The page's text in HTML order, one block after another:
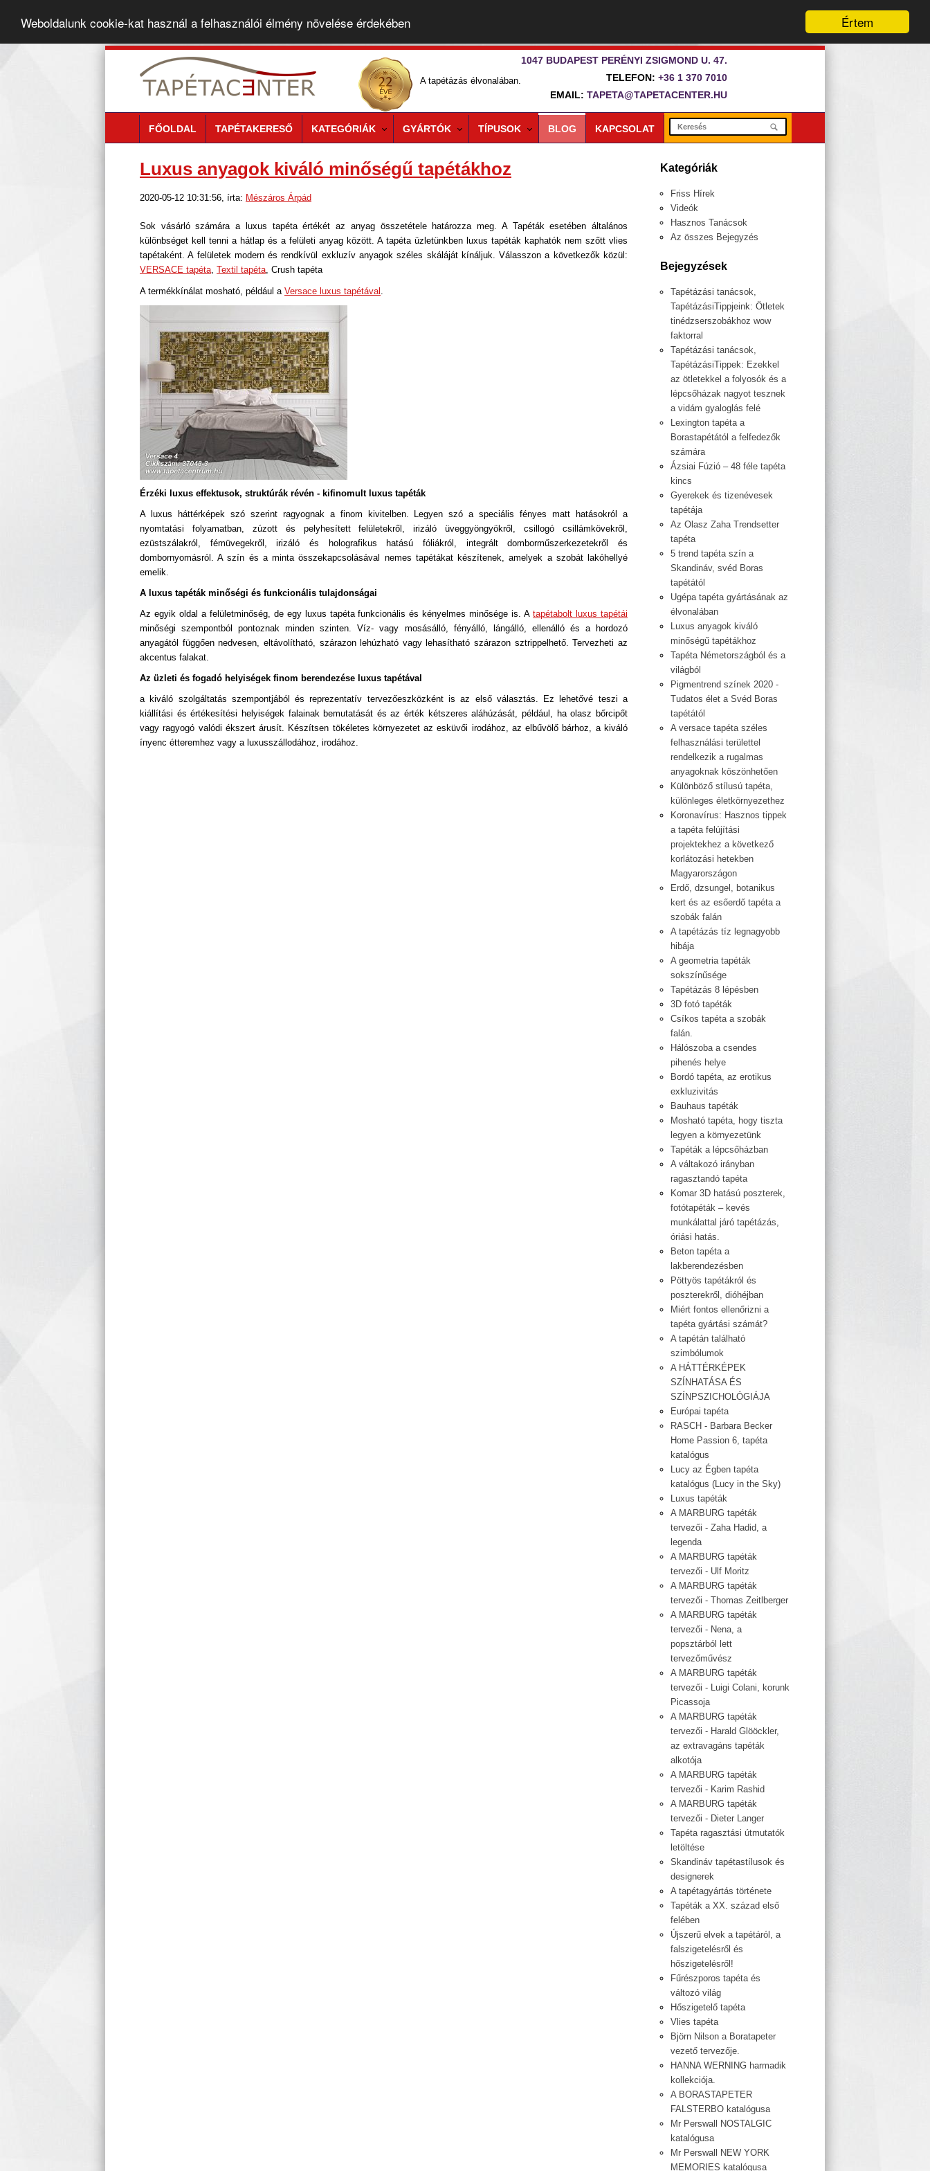
Értem
Weboldalunk cookie-kat használ a felhasználói élmény növelése érdekében
A tapétázás élvonalában.
1047 BUDAPEST PERÉNYI ZSIGMOND U. 47.
TELEFON: +36 1 370 7010
EMAIL: TAPETA@TAPETACENTER.HU
FŐOLDAL TAPÉTAKERESŐ KATEGÓRIÁK GYÁRTÓK TÍPUSOK BLOG KAPCSOLAT
Luxus anyagok kiváló minőségű tapétákhoz
2020-05-12 10:31:56, írta: Mészáros Árpád
Sok vásárló számára a luxus tapéta értékét az anyag összetétele határozza meg. A Tapéták esetében általános
különbséget kell tenni a hátlap és a felületi anyag között. A tapéta üzletünkben luxus tapéták kaphatók nem szőtt vlies
tapétaként. A felületek modern és rendkívül exkluzív anyagok széles skáláját kínáljuk. Válasszon a következők közül:
VERSACE tapéta, Textil tapéta, Crush tapéta
A termékkínálat mosható, például a Versace luxus tapétával .
Érzéki luxus effektusok, struktúrák révén - kifinomult luxus tapéták
A luxus háttérképek szó szerint ragyognak a finom kivitelben. Legyen szó a speciális fényes matt hatásokról a
nyomtatási folyamatban, zúzott és pelyhesített felületekről, irizáló üveggyöngyökről, csillogó csillámkövekről,
ezüstszálakról, fémüvegekről, irizáló és holografikus hatású fóliákról, integrált domborműszerkezetekről és
dombornyomásról. A szín és a minta összekapcsolásával nemes tapétákat készítenek, amelyek a szobát lakóhellyé
emelik.
A luxus tapéták minőségi és funkcionális tulajdonságai
Az egyik oldal a felületminőség, de egy luxus tapéta funkcionális és kényelmes minősége is. Atapétabolt luxus tapétái
minőségi szempontból pontoznak minden szinten. Víz- vagy mosásálló, fényálló, lángálló, ellenálló és a hordozó
anyagától függően nedvesen, eltávolítható, szárazon lehúzható vagy lehasítható szárazon sztrippelhető. Tervezheti az
akcentus falakat.
Az üzleti és fogadó helyiségek finom berendezése luxus tapétával
a kiváló szolgáltatás szempontjából és reprezentatív tervezőeszközként is az első választás. Ez lehetővé teszi a
kiállítási és értékesítési helyiségek falainak bemutatását és az érték kétszeres aláhúzását, például, ha olasz bőrcipőt
vagy ragyogó valódi ékszert árusít. Készítsen tökéletes környezetet az esküvői irodához, az elbűvölő bárhoz, a kiváló
ínyenc étteremhez vagy a luxusszállodához, irodához.
Kategóriák
Friss Hírek
Videók
Hasznos Tanácsok
Az összes Bejegyzés
Bejegyzések
Tapétázási tanácsok,
TapétázásiTippjeink: Ötletek
tinédzserszobákhoz wow
faktorral
Tapétázási tanácsok,
TapétázásiTippek: Ezekkel
az ötletekkel a folyosók és a
lépcsőházak nagyot tesznek
a vidám gyaloglás felé
Lexington tapéta a
Borastapétától a felfedezők
számára
Ázsiai Fúzió – 48 féle tapéta
kincs
Gyerekek és tizenévesek
tapétája
Az Olasz Zaha Trendsetter
tapéta
5 trend tapéta szín a
Skandináv, svéd Boras
tapétától
Ugépa tapéta gyártásának az
élvonalában
Luxus anyagok kiváló
minőségű tapétákhoz
Tapéta Németországból és a
világból
Pigmentrend színek 2020 -
Tudatos élet a Svéd Boras
tapétától
A versace tapéta széles
felhasználási területtel
rendelkezik a rugalmas
anyagoknak köszönhetően
Különböző stílusú tapéta,
különleges életkörnyezethez
Koronavírus: Hasznos tippek
a tapéta felújítási
projektekhez a következő
korlátozási hetekben
Magyarországon
Erdő, dzsungel, botanikus
kert és az esőerdő tapéta a
szobák falán
A tapétázás tíz legnagyobb
hibája
A geometria tapéták
sokszínűsége
Tapétázás 8 lépésben
3D fotó tapéták
Csíkos tapéta a szobák
falán.
Hálószoba a csendes
pihenés helye
Bordó tapéta, az erotikus
exkluzivitás
Bauhaus tapéták
Mosható tapéta, hogy tiszta
legyen a környezetünk
Tapéták a lépcsőházban
A váltakozó irányban
ragasztandó tapéta
Komar 3D hatású poszterek,
fotótapéták – kevés
munkálattal járó tapétázás,
óriási hatás.
Beton tapéta a
lakberendezésben
Pöttyös tapétákról és
poszterekről, dióhéjban
Miért fontos ellenőrizni a
tapéta gyártási számát?
A tapétán található
szimbólumok
A HÁTTÉRKÉPEK
SZÍNHATÁSA ÉS
SZÍNPSZICHOLÓGIÁJA
Európai tapéta
RASCH - Barbara Becker
Home Passion 6, tapéta
katalógus
Lucy az Égben tapéta
katalógus (Lucy in the Sky)
Luxus tapéták
A MARBURG tapéták
tervezői - Zaha Hadid, a
legenda
A MARBURG tapéták
tervezői - Ulf Moritz
A MARBURG tapéták
tervezői - Thomas Zeitlberger
A MARBURG tapéták
tervezői - Nena, a
popsztárból lett
tervezőművész
A MARBURG tapéták
tervezői - Luigi Colani, korunk
Picassoja
A MARBURG tapéták
tervezői - Harald Glööckler,
az extravagáns tapéták
alkotója
A MARBURG tapéták
tervezői - Karim Rashid
A MARBURG tapéták
tervezői - Dieter Langer
Tapéta ragasztási útmutatók
letöltése
Skandináv tapétastílusok és
designerek
A tapétagyártás története
Tapéták a XX. század első
felében
Újszerű elvek a tapétáról, a
falszigetelésről és
hőszigetelésről!
Fűrészporos tapéta és
változó világ
Hőszigetelő tapéta
Vlies tapéta
Björn Nilson a Boratapeter
vezető tervezője.
HANNA WERNING harmadik
kollekciója.
A BORASTAPETER
FALSTERBO katalógusa
Mr Perswall NOSTALGIC
katalógusa
Mr Perswall NEW YORK
MEMORIES katalógusa